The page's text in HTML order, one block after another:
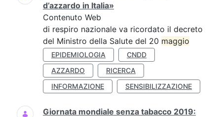
d’azzardo in Italia»
Contenuto Web
di respiro nazionale va ricordato il decreto
del Ministro della Salute del 20 maggio
EPIDEMIOLOGIA
CNDD
AZZARDO
RICERCA
INFORMAZIONE
SENSIBILIZZAZIONE
Giornata mondiale senza tabacco 2019: